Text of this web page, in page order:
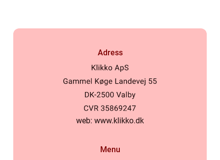
Adress
web: www.klikko.dk
Menu